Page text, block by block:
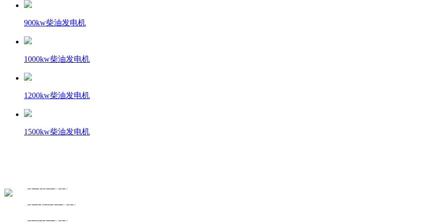
900kw柴油发电机
1000kw柴油发电机
1200kw柴油发电机
1500kw柴油发电机